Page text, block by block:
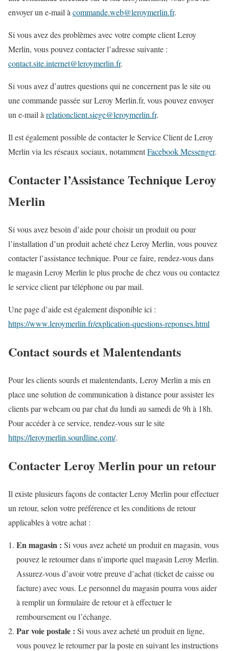
envoyer un e-mail àcommande.web@leroymerlin.fr.
Si vous avez des problèmes avec votre compte client Leroy
Merlin, vous pouvez contacter l’adresse suivante :
contact.site.internet@leroymerlin.fr.
Si vous avez d’autres questions qui ne concernent pas le site ou
une commande passée sur Leroy Merlin.fr, vous pouvez envoyer
un e-mail àrelationclient.siege@leroymerlin.fr.
Il est également possible de contacter le Service Client de Leroy
Merlin via les réseaux sociaux, notammentFacebook Messenger.
Contacter l’Assistance Technique Leroy
Merlin
Si vous avez besoin d’aide pour choisir un produit ou pour
l’installation d’un produit acheté chez Leroy Merlin, vous pouvez
contacter l’assistance technique. Pour ce faire, rendez-vous dans
le magasin Leroy Merlin le plus proche de chez vous ou contactez
le service client par téléphone ou par mail.
Une page d’aide est également disponible ici :
https://www.leroymerlin.fr/explication-questions-reponses.html
Contact sourds et Malentendants
Pour les clients sourds et malentendants, Leroy Merlin a mis en
place une solution de communication à distance pour assister les
clients par webcam ou par chat du lundi au samedi de 9h à 18h.
Pour accéder à ce service, rendez-vous sur le site
https://leroymerlin.sourdline.com/.
Contacter Leroy Merlin pour un retour
Il existe plusieurs façons de contacter Leroy Merlin pour effectuer
un retour, selon votre préférence et les conditions de retour
applicables à votre achat :
En magasin : Si vous avez acheté un produit en magasin, vous
pouvez le retourner dans n’importe quel magasin Leroy Merlin.
Assurez-vous d’avoir votre preuve d’achat (ticket de caisse ou
facture) avec vous. Le personnel du magasin pourra vous aider
à remplir un formulaire de retour et à effectuer le
remboursement ou l’échange.
Par voie postale : Si vous avez acheté un produit en ligne,
vous pouvez le retourner par la poste en suivant les instructions